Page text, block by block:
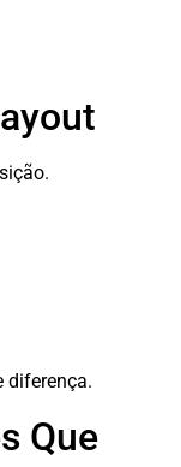
diferença.
Que